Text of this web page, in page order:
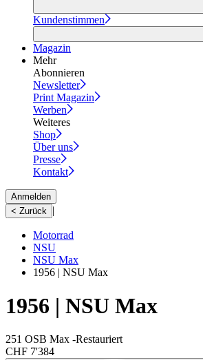
Kundenstimmen
Magazin
Mehr
Abonnieren
Newsletter
Print Magazin
Werben
Weiteres
Shop
Über uns
Presse
Kontakt
Anmelden
< Zurück
|
Motorrad
NSU
NSU Max
1956 | NSU Max
1956 | NSU Max
251 OSB Max -Restauriert
CHF 7'384